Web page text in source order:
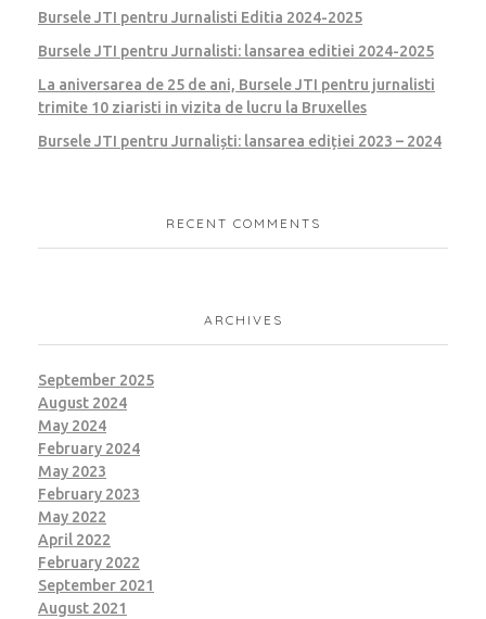
Bursele JTI pentru Jurnalisti Editia 2024-2025
Bursele JTI pentru Jurnalisti: lansarea editiei 2024-2025
La aniversarea de 25 de ani, Bursele JTI pentru jurnalisti
trimite 10 ziaristi in vizita de lucru la Bruxelles
Bursele JTI pentru Jurnaliști: lansarea ediției 2023 – 2024
RECENT COMMENTS
ARCHIVES
September 2025
August 2024
May 2024
February 2024
May 2023
February 2023
May 2022
April 2022
February 2022
September 2021
August 2021